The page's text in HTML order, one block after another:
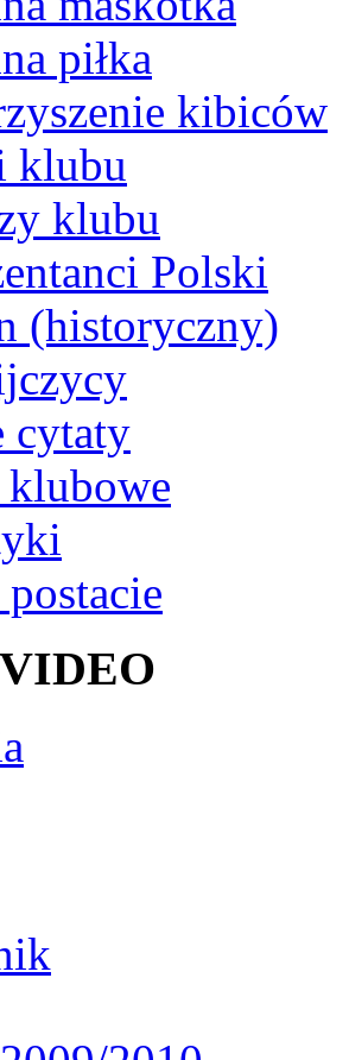
piłka
kibiców
klubu
klubu
Polski
(historyczny)
cytaty
klubowe